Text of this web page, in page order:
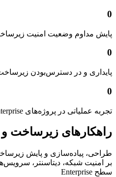
0
پایش مداوم وضعیت امنیت
0
پایداری و در دسترس‌بودن
0
تجربه عملیاتی در پروژه‌های Enterprise
راهکارهای زیرساخت
طراحی، پیاده‌سازی و پایش
بر امنیت شبکه، دیتاسنتر،
سطح Enterprise